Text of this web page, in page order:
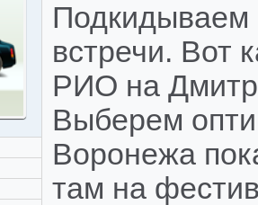
Подкидываем
встречи. Вот
РИО на
Выберем
Воронежа
там на